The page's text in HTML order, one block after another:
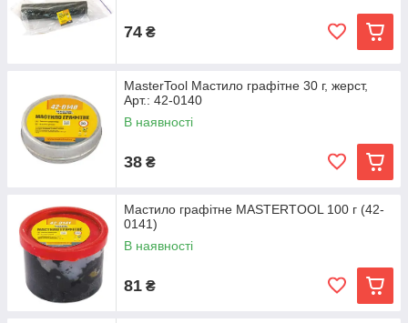
74 ₴
MasterTool Мастило графітне 30 г, жерст,
Арт.: 42-0140
В наявності
38 ₴
Мастило графітне MASTERTOOL 100 г (42-
0141)
В наявності
81 ₴